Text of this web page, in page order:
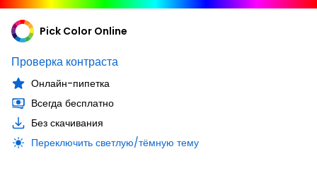
Pick Color Online
Проверка контраста
Онлайн-пипетка
Всегда бесплатно
Без скачивания
Переключить светлую/тёмную тему